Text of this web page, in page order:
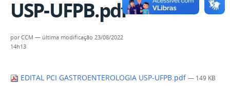
USP-UFPB.pdf
porCCM — última modificação 23/08/2022
14h13
EDITAL PCI GASTROENTEROLOGIA USP-UFPB.pdf — 149 KB